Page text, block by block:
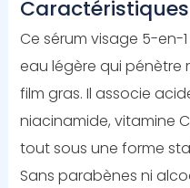
Caractéristiques
Ce sérum visage 5-en-
eau légère qui pénètre
film gras. Il associe
niacinamide, vitamine
tout sous une forme
Sans parabènes ni